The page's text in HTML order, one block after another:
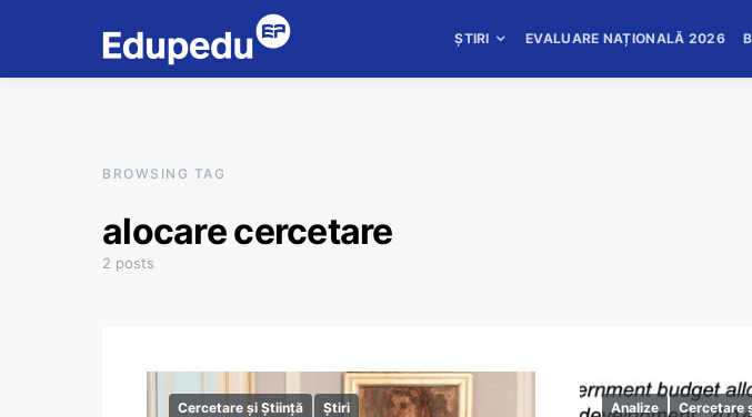
ȘTIRI EVALUARE NAȚIONALĂ 2026
BROWSING TAG
alocare cercetare
2 posts
Cercetare și Știință Știri Analize Cercetare